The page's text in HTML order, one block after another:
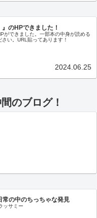
』のHPできました！
ができました。一部本の中身が読める
い。URL貼ってあります！
2024.06.25
のブログ！
常の中のちっちゃな発見
ッサミー